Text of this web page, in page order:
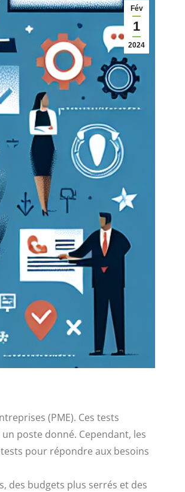
Fév
1
2024
(PME). Ces tests
poste donné. Cependant, les
pour répondre aux besoins
des budgets plus serrés et des